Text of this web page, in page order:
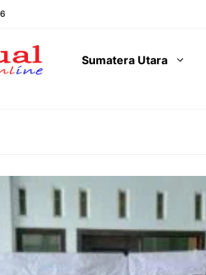
Sumatera Utara